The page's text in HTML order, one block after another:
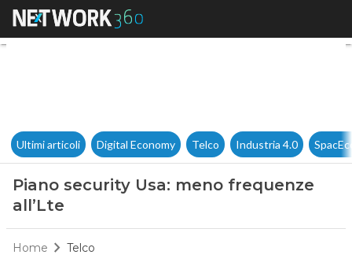
Piano security Usa: meno
Ultimi articoli Digital Economy Telco Industria 4.0
Piano security Usa: meno frequenze
all’Lte
Home Telco